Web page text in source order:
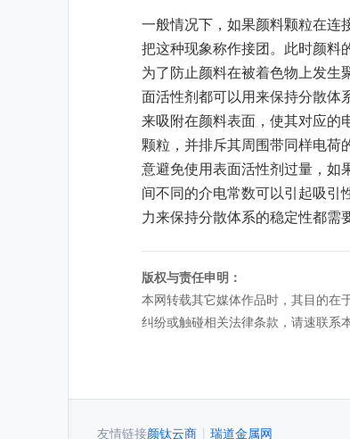
一般情况下，如果颜料颗粒在连
把这种现象称作接团。此时颜料
为了防止颜料在被着色物上发生
面活性剂都可以用来保持分散体
来吸附在颜料表面，使其对应的
颗粒，并排斥其周围带同样电荷
意避免使用表面活性剂过量，如
间不同的介电常数可以引起吸引
力来保持分散体系的稳定性都需
版权与责任申明：
本网转载其它媒体作品时，其目的在
纠纷或触碰相关法律条款，请速联系
友情链接颜钛云商 | 瑞道金属网